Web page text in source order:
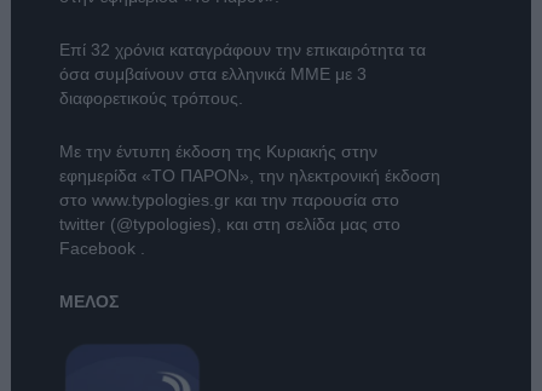
Επί 32 χρόνια καταγράφουν την επικαιρότητα τα
όσα συμβαίνουν στα ελληνικά ΜΜΕ με 3
διαφορετικούς τρόπους.
Με την έντυπη έκδοση της Κυριακής στην
εφημερίδα «ΤΟ ΠΑΡΟΝ» , την ηλεκτρονική έκδοση
στο www.typologies.grκαι την παρουσία στο
twitter (@typologies) , και στη σελίδα μας στο
Facebook
ΜΕΛΟΣ